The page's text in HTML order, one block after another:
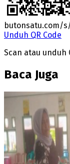
butonsatu.com/
Unduh QR Code
Scan atau unduh
Baca Juga